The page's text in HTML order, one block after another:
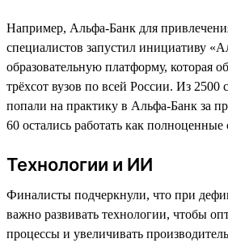
Например, Альфа-Банк для
специалистов запустил инициативу
образовательную платформу, которая
трёхсот вузов по всей России. Из 2500
попали на практику в Альфа-Банк за
60 остались работать как полноценные
Технологии и ИИ
Финалисты подчеркнули, что при
важно развивать технологии, чтобы
процессы и увеличивать